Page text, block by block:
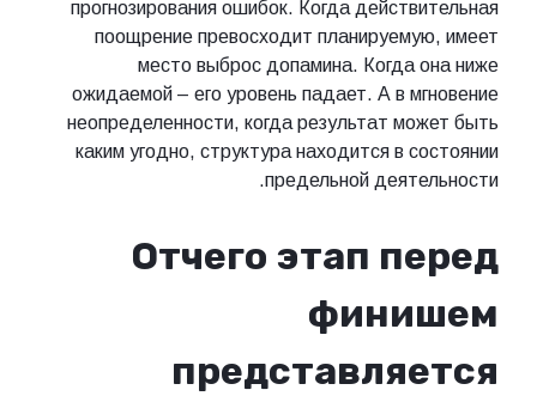
прогнозирования ошибок. Когда действительная
поощрение превосходит планируемую, имеет
место выброс допамина. Когда она ниже
ожидаемой – его уровень падает. А в мгновение
неопределенности, когда результат может быть
каким угодно, структура находится в состоянии
предельной деятельности.
Отчего этап перед
финишем
представляется